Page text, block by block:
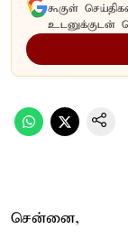
கூகுள்
உடனுக்குடன்
சென்னை,